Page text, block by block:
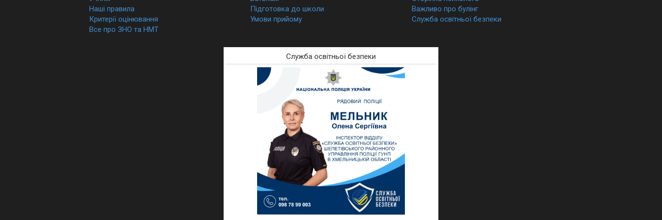
Наші правила
Критерії оцінювання
Все про ЗНО та НМТ
Підготовка до школи
Умови прийому
Важливо про булінг
Служба освітньої безпеки
Служба освітньої безпеки